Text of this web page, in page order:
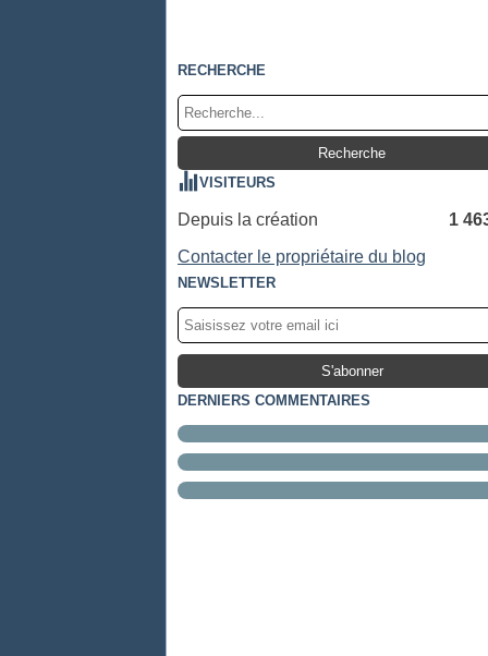
RECHERCHE
VISITEURS
Depuis la création
1
Contacter le propriétaire du blog
NEWSLETTER
DERNIERS COMMENTAIRES